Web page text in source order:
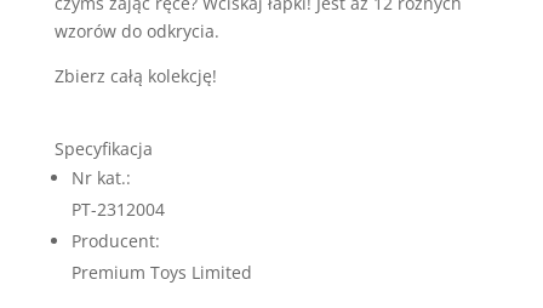
wzorów do odkrycia.
Zbierz całą kolekcję!
Specyfikacja
Nr kat.:
PT-2312004
Producent:
Premium Toys Limited